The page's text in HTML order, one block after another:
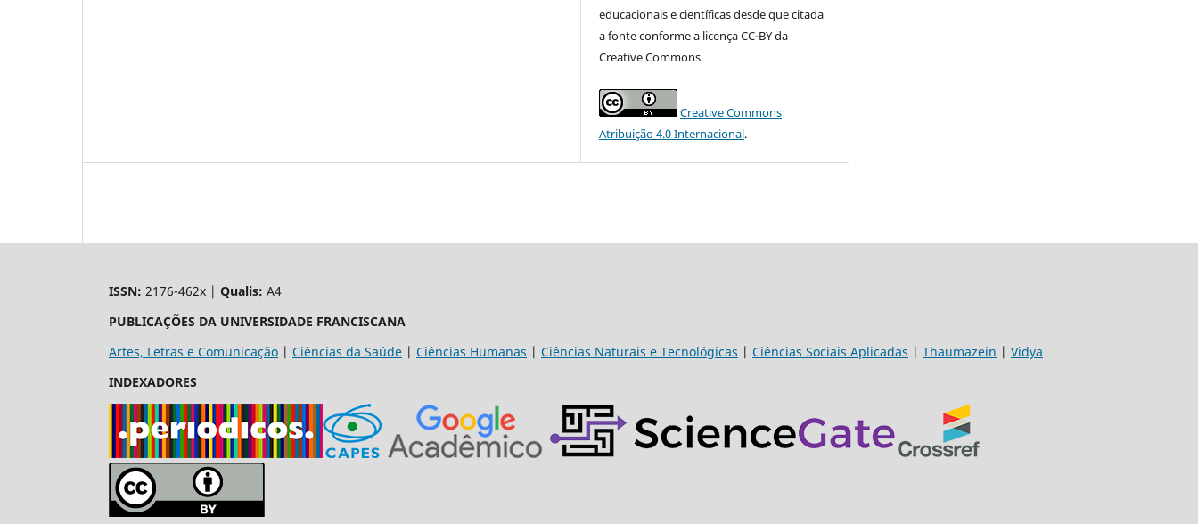
educacionais e científicas desde que citada
a fonte conforme a licença CC-BY da
Creative Commons.
Creative Commons
Atribuição 4.0 Internacional.
ISSN: 2176-462x | Qualis: A4
PUBLICAÇÕES DA UNIVERSIDADE FRANCISCANA
Artes, Letras e Comunicação | Ciências da Saúde | Ciências Humanas | Ciências Naturais e Tecnológicas | Ciências Sociais Aplicadas | Thaumazein | Vidya
INDEXADORES